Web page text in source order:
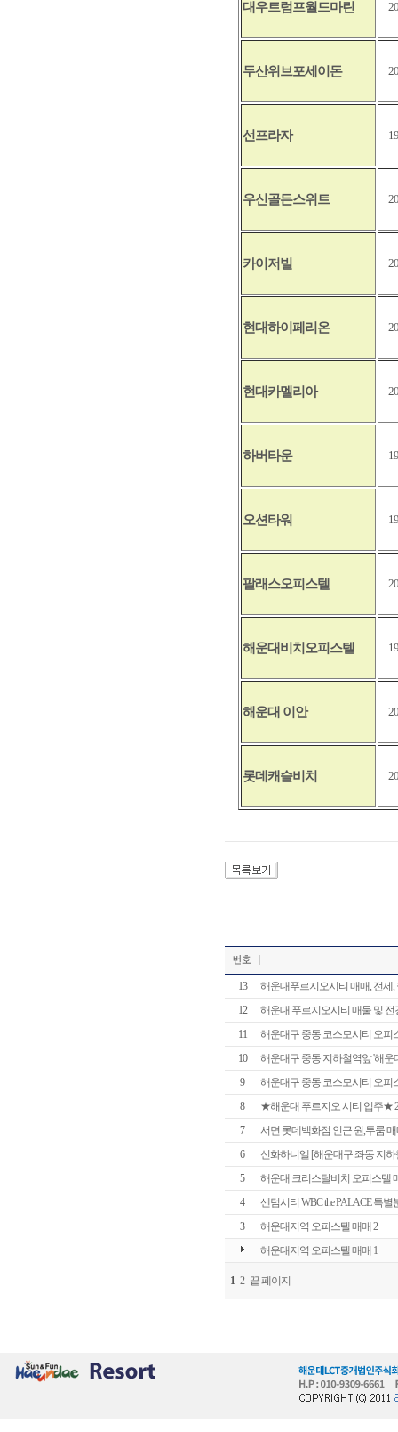
대우트럼프월드마린
두산위브포세이돈
선프라자
우신골든스위트
카이저빌
현대하이페리온
현대카멜리아
하버타운
오션타워
팔래스오피스텔
해운대비치오피스텔
해운대 이안
롯데캐슬비치
13
해운대푸르지오시티 매매, 전세,
12
해운대 푸르지오시티 매물 및 전
11
해운대구 중동 코스모시티 오피
10
해운대구 중동 지하철역앞 '해운
9
해운대구 중동 코스모시티 오피
8
★해운대 푸르지오 시티 입주★
7
서면 롯데백화점 인근 원,투룸
6
신화하니엘 [해운대구 좌동 지하
5
해운대 크리스탈비치 오피스텔
4
센텀시티 WBC the PALACE 특별
3
해운대지역 오피스텔 매매 2
해운대지역 오피스텔 매매 1
1 2 끝 페이지